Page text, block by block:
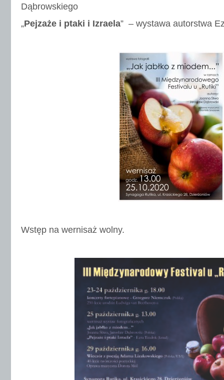
Dąbrowskiego
„Pejzaże i ptaki i Izraela” – wystawa autorstwa
Wstęp na wernisaż wolny.